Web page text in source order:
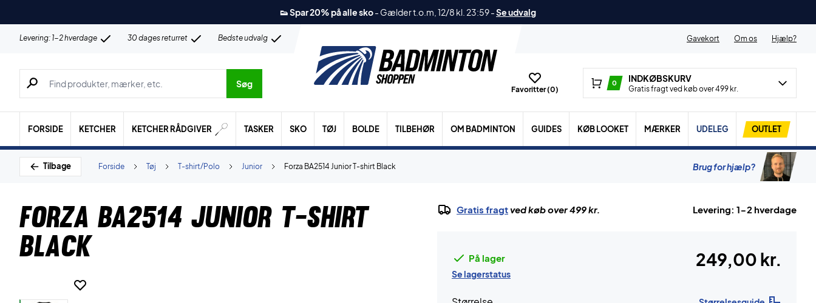
👟 Spar 20% på alle sko- Gælder t.o.m, 12/8 kl. 23:59-Se udvalg
Levering: 1-2 hverdage 30 dages returret Bedste udvalg Gavekort Om os Hjælp?
Søg efter produkter, mærker etc.
Søg
Favoritter (0)
0 INDKØBSKURV
Gratis fragt ved køb over 499 kr.
FORSIDE KETCHER KETCHER RÅDGIVER TASKER SKO TØJ BOLDE TILBEHØR OM BADMINTON GUIDES KØB LOOKET MÆRKER UDELEG OUTLET
Tilbage Forza BA2514 Junior T-shirt Black
Junior
T-shirt/Polo
Tøj
Forside Brug for hjælp?
Forza BA2514 Junior T-shirt
Black
Gratis fragtved køb over 499 kr. Levering: 1-2 hverdage
På lager
Se lagerstatus
249,00 kr.